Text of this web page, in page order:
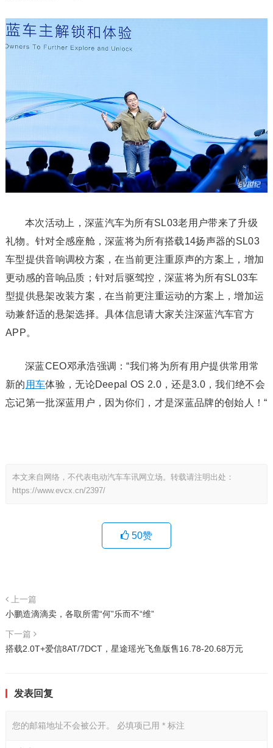
本次活动上，深蓝汽车为所有SL03老用户带来了升级
礼物。针对全感座舱，深蓝将为所有搭载14扬声器的SL03
车型提供音响调校方案，在当前更注重原声的方案上，增加
更动感的音响品质；针对后驱驾控，深蓝将为所有SL03车
型提供悬架改装方案，在当前更注重运动的方案上，增加运
动兼舒适的悬架选择。具体信息请大家关注深蓝汽车官方
APP。
深蓝CEO邓承浩强调：“我们将为所有用户提供常用常
新的 用车体验，无论Deepal OS 2.0，还是3.0，我们绝不会
忘记第一批深蓝用户，因为你们，才是深蓝品牌的创始人！“
本文来自网络，不代表电动汽车车讯网立场。转载请注明出处：
https://www.evcx.cn/2397/
50赞
上一篇
小鹏造滴滴卖，各取所需“何”乐而不“维”
下一篇
搭载2.0T+爱信8AT/7DCT，星途瑶光飞鱼版售16.78-20.68万元
发表回复
您的邮箱地址不会被公开。 必填项已用 *标注